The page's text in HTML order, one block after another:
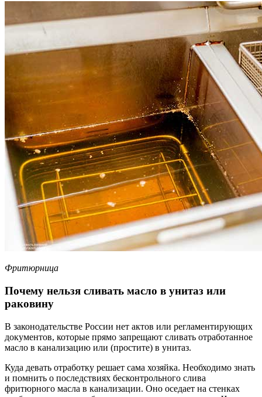
Фритюрница
Почему нельзя сливать масло в унитаз или
раковину
В законодательстве России нет актов или регламентирующих
документов, которые прямо запрещают сливать отработанное
масло в канализацию или (простите) в унитаз.
Куда девать отработку решает сама хозяйка. Необходимо знать
и помнить о последствиях бесконтрольного слива
фритюрного масла в канализации. Оно оседает на стенках